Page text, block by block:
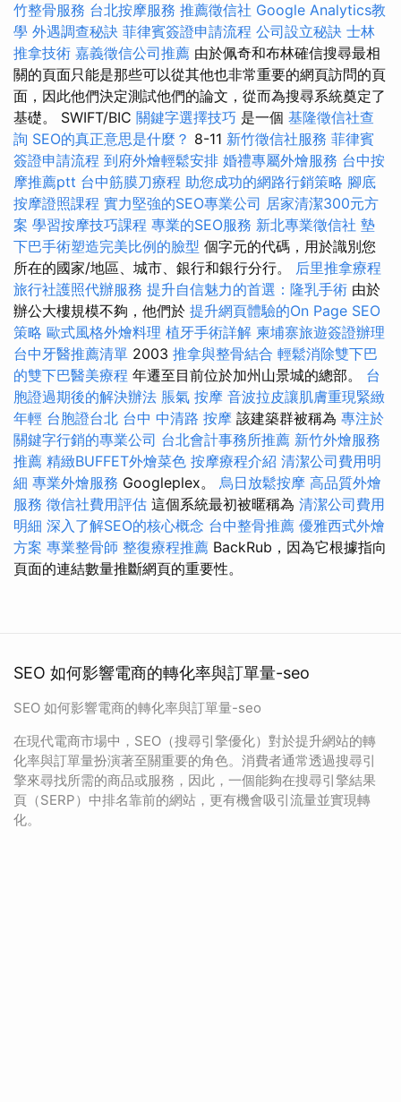
竹整骨服務 台北按摩服務 推薦徵信社 Google Analytics教
學 外遇調查秘訣 菲律賓簽證申請流程 公司設立秘訣 士林
推拿技術 嘉義徵信公司推薦 由於佩奇和布林確信搜尋最相
關的頁面只能是那些可以從其他也非常重要的網頁訪問的頁
面，因此他們決定測試他們的論文，從而為搜尋系統奠定了
基礎。 SWIFT/BIC 關鍵字選擇技巧 是一個 基隆徵信社查
詢 SEO的真正意思是什麼？ 8-11 新竹徵信社服務 菲律賓
簽證申請流程 到府外燴輕鬆安排 婚禮專屬外燴服務 台中按
摩推薦ptt 台中筋膜刀療程 助您成功的網路行銷策略 腳底
按摩證照課程 實力堅強的SEO專業公司 居家清潔300元方
案 學習按摩技巧課程 專業的SEO服務 新北專業徵信社 墊
下巴手術塑造完美比例的臉型 個字元的代碼，用於識別您
所在的國家/地區、城市、銀行和銀行分行。 后里推拿療程
旅行社護照代辦服務 提升自信魅力的首選：隆乳手術 由於
辦公大樓規模不夠，他們於 提升網頁體驗的On Page SEO
策略 歐式風格外燴料理 植牙手術詳解 柬埔寨旅遊簽證辦理
台中牙醫推薦清單 2003 推拿與整骨結合 輕鬆消除雙下巴
的雙下巴醫美療程 年遷至目前位於加州山景城的總部。 台
胞證過期後的解決辦法 脹氣 按摩 音波拉皮讓肌膚重現緊緻
年輕 台胞證台北 台中 中清路 按摩 該建築群被稱為 專注於
關鍵字行銷的專業公司 台北會計事務所推薦 新竹外燴服務
推薦 精緻BUFFET外燴菜色 按摩療程介紹 清潔公司費用明
細 專業外燴服務 Googleplex。 烏日放鬆按摩 高品質外燴
服務 徵信社費用評估 這個系統最初被暱稱為 清潔公司費用
明細 深入了解SEO的核心概念 台中整骨推薦 優雅西式外燴
方案 專業整骨師 整復療程推薦 BackRub，因為它根據指向
頁面的連結數量推斷網頁的重要性。
SEO 如何影響電商的轉化率與訂單量-seo
SEO 如何影響電商的轉化率與訂單量-seo
在現代電商市場中，SEO（搜尋引擎優化）對於提升網站的轉
化率與訂單量扮演著至關重要的角色。消費者通常透過搜尋引
擎來尋找所需的商品或服務，因此，一個能夠在搜尋引擎結果
頁（SERP）中排名靠前的網站，更有機會吸引流量並實現轉
化。